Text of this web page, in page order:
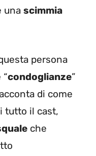
una scimmia
persona
condoglianze”
di come
tutto il cast,
che